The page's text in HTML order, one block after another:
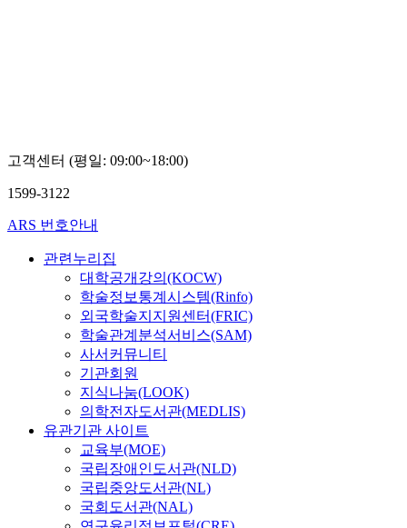
고객센터 (평일: 09:00~18:00)
1599-3122
ARS 번호안내
관련누리집
대학공개강의(KOCW)
학술정보통계시스템(Rinfo)
외국학술지지원센터(FRIC)
학술관계분석서비스(SAM)
사서커뮤니티
기관회원
지식나눔(LOOK)
의학전자도서관(MEDLIS)
유관기관 사이트
교육부(MOE)
국립장애인도서관(NLD)
국립중앙도서관(NL)
국회도서관(NAL)